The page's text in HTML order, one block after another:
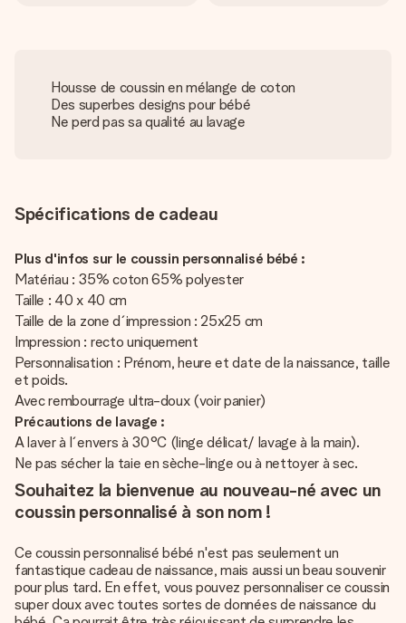
Housse de coussin en mélange de coton
Des superbes designs pour bébé
Ne perd pas sa qualité au lavage
Spécifications de cadeau
Plus d'infos sur le coussin personnalisé bébé :
Matériau : 35% coton 65% polyester
Taille : 40 x 40 cm
Taille de la zone d´impression : 25x25 cm
Impression : recto uniquement
Personnalisation : Prénom, heure et date de la naissance, taille
et poids.
Avec rembourrage ultra-doux (voir panier)
Précautions de lavage :
A laver à l´envers à 30°C (linge délicat/ lavage à la main).
Ne pas sécher la taie en sèche-linge ou à nettoyer à sec.
Souhaitez la bienvenue au nouveau-né avec un
coussin personnalisé à son nom !
Ce coussin personnalisé bébé n'est pas seulement un
fantastique cadeau de naissance, mais aussi un beau souvenir
pour plus tard. En effet, vous pouvez personnaliser ce coussin
super doux avec toutes sortes de données de naissance du